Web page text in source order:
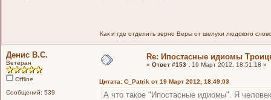
Как и где отделить зерно Веры от шелухи людского
Денис В.С.
Ветеран
Offline
Сообщений: 539
Re: Ипостасные идиомы
« Ответ #153 : 19 Март 2012, 18:51:18 »
Цитата: C_Patrik от 19 Март 2012, 18:49:03
А что такое "Ипостасные идиомы". Я